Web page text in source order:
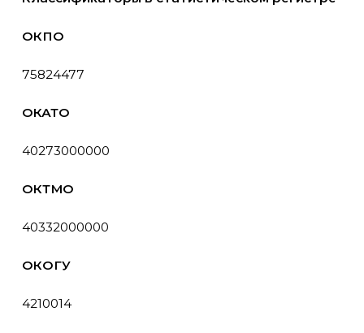
ОКПО
75824477
ОКАТО
40273000000
ОКТМО
40332000000
ОКОГУ
4210014